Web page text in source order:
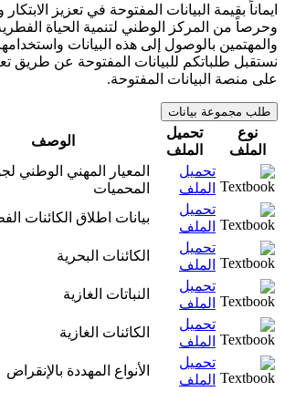
ايماناً بقيمة البيانات المفتوحة في تعزيز
وحرصاً من المركز الوطني لتنمية الحياة
والمهتمين بالوصول إلى هذه البيانات
نستقبل طلباتكم للبيانات المفتوحة عن طريق
على منصة البيانات المفتوحة.
طلب مجموعة بيانات
نوع
الملف
تحميل
الملف
الوصف
تحميل
الملف
المعيار المهني الوطني
المحميات
تحميل
الملف
بيانات اطلاق الكائنات
تحميل
الملف
الكائنات البحرية
تحميل
الملف
النباتات الغازية
تحميل
الملف
الكائنات الغازية
تحميل
الملف
الأنواع المهددة بالإنقراض